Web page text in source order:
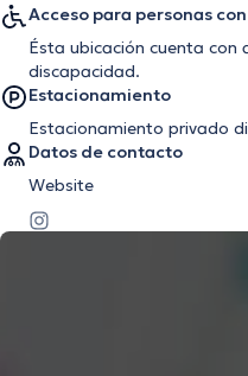
Acceso para personas
Ésta ubicación cuenta con
discapacidad.
Estacionamiento
Estacionamiento privado
Datos de contacto
Website